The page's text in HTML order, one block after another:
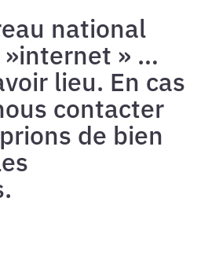
national
»internet » …
lieu. En cas
contacter
de bien